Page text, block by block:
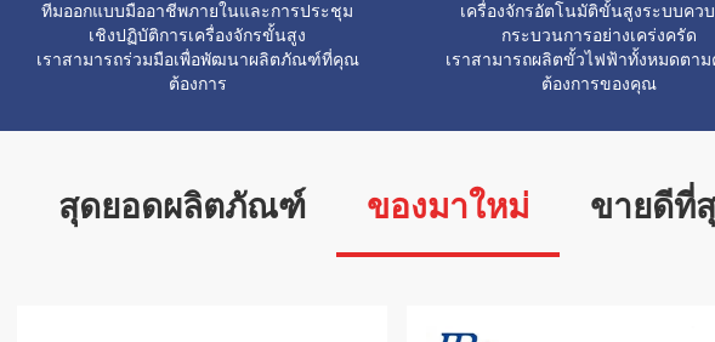
ทีมออกแบบมืออาชีพภายในและการประชุม
เชิงปฏิบัติการเครื่องจักรขั้นสูง
เราสามารถร่วมมือเพื่อพัฒนาผลิตภัณฑ์ที่คุณ
ต้องการ
เครื่องจักรอัตโนมัติขั้นสูงระบบคว
กระบวนการอย่างเคร่งครัด
เราสามารถผลิตขั้วไฟฟ้าทั้งหมดตาม
ต้องการของคุณ
สุดยอดผลิตภัณฑ์ ของมาใหม่ ขายดีที่